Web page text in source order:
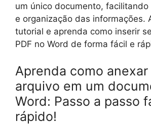
um único documento, facilitando
e organização das informações.
tutorial e aprenda como inserir
PDF no Word de forma fácil e
Aprenda como anexar
arquivo em um
Word: Passo a passo
rápido!